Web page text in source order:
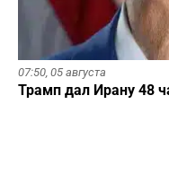
07:50, 05 августа
Трамп дал Ирану 48